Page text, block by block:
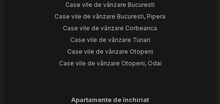
Case vile de vânzare Bucuresti
Case vile de vânzare Bucuresti, Pipera
Case vile de vânzare Corbeanca
Case vile de vânzare Tunari
Case vile de vânzare Otopeni
Case vile de vânzare Otopeni, Odai
Apartamente de închiriat